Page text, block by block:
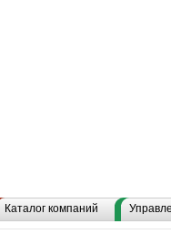
Каталог компаний